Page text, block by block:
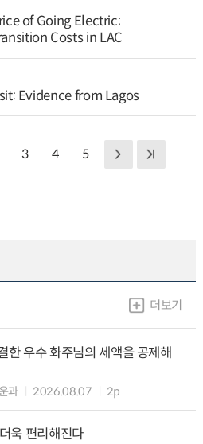
of Going Electric:
Costs in LAC
Evidence from Lagos
3 4 5
더보기
한 우수 화주님의 세액을 공제해
과 2026.08.07 2p
욱 편리해진다